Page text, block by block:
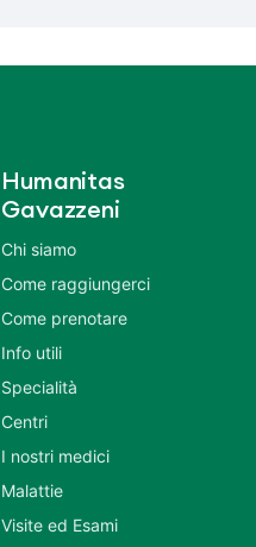
Humanitas
Gavazzeni
Chi siamo
Come raggiungerci
Come prenotare
Info utili
Specialità
Centri
I nostri medici
Malattie
Visite ed Esami